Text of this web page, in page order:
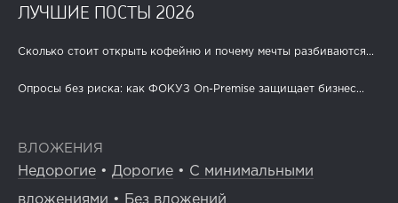
ЛУЧШИЕ ПОСТЫ 2026
Сколько стоит открыть кофейню и почему мечты разбиваются...
Опросы без риска: как ФОКУЗ On-Premise защищает бизнес...
ВЛОЖЕНИЯ
Недорогие • Дорогие • С минимальными
вложениями • Без вложений